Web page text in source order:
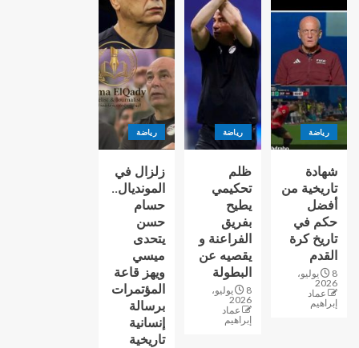
رياضة
شهادة
تاريخية من
أفضل
حكم في
تاريخ كرة
القدم
8 يوليو،
2026
عماد
إبراهيم
رياضة
ظلم
تحكيمي
يطيح
بفريق
الفراعنة و
يقصيه عن
البطولة
8 يوليو،
2026
عماد
إبراهيم
رياضة
زلزال في
المونديال..
حسام
حسن
يتحدى
ميسي
ويهز قاعة
المؤتمرات
برسالة
إنسانية
تاريخية